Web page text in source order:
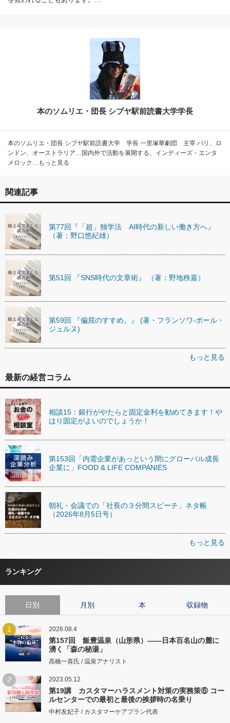
本のソムリエ・団長 シブヤ駅前読書大学学長
本のソムリエ・団長 シブヤ駅前読書大学 学長 一里塚華劇団 主宰 パリ、ロ
ンドン、オーストラリア…国内外で活動を展開する、インディーズ・エンタ
メロック…もっと見る
関連記事
第77回『「超」独学法 AI時代の新しい働き方へ』
（著：野口悠紀雄）
第51回 『SNS時代の文章術』 （著：野地秩嘉）
第59回 『偏屈のすすめ。』 (著・フランソワ-ポール・
ジュルヌ)
もっと見る
最新の経営コラム
相談15：銀行がやたらと固定金利を勧めてきます！や
はり固定がよいのでしょうか！
第153回「内需企業があっという間にグローバル成長
企業に」FOOD & LIFE COMPANIES
朝礼・会議での「社長の３分間スピーチ」ネタ帳
（2026年8月5日号）
もっと見る
ランキング
日別 月別 本 収録物
1 2026.08.4
第157回 飯豊温泉（山形県）――日本百名山の麓に
湧く「森の秘湯」
高橋一喜氏 / 温泉アナリスト
2 2023.05.12
第19講 カスタマーハラスメント対策の実務策⑥ コー
ルセンターでの最初と最後の挨拶時の名乗り
中村友妃子 / カスタマーケアプラン代表